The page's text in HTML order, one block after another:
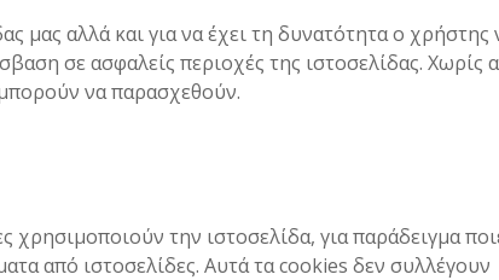
μας αλλά και για να έχει τη δυνατότητα ο χρήστης
σε ασφαλείς περιοχές της ιστοσελίδας. Χωρίς
μπορούν να παρασχεθούν.
την ιστοσελίδα, για παράδειγμα
από ιστοσελίδες. Αυτά τα cookies δεν συλλέγουν